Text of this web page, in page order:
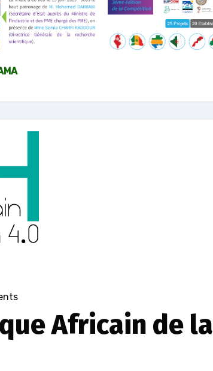
Africain de la